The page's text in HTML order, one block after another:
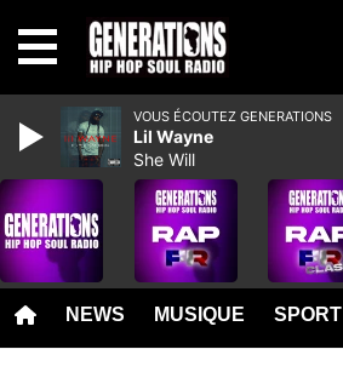
NEWS MUSIQUE SPORT
VOUS ÉCOUTEZ GENERATIONS
Lil Wayne
She Will